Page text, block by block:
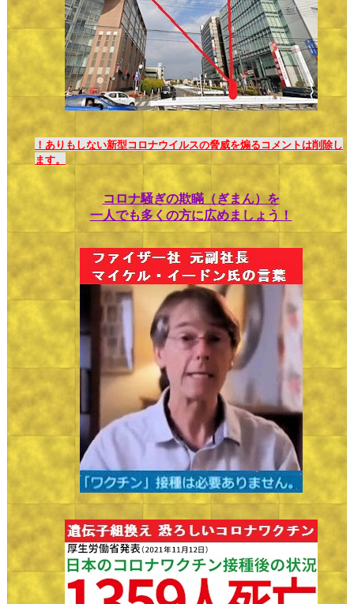
！ありもしない新型コロナウイルスの脅威を煽るコメントは削除し
ます。
コロナ騒ぎの欺瞞（ぎまん）を
一人でも多くの方に広めましょう！